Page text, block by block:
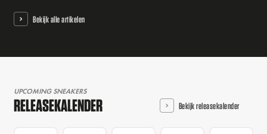
Bekijk alle artikelen
UPCOMING SNEAKERS
RELEASEKALENDER Bekijk releasekalender